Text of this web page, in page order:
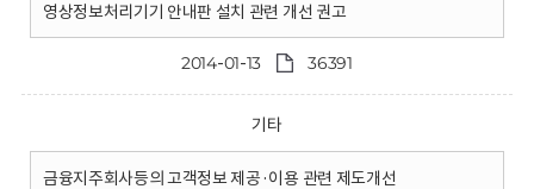
영상정보처리기기 안내판 설치 관련 개선 권고
2014-01-13 36391
기타
금융지주회사등의 고객정보 제공·이용 관련 제도개선